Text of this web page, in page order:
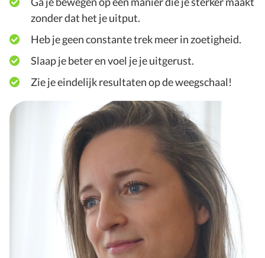
zonder dat het je uitput.
Heb je geen constante trek meer in zoetigheid.
Slaap je beter en voel je je uitgerust.
Zie je eindelijk resultaten op de weegschaal!